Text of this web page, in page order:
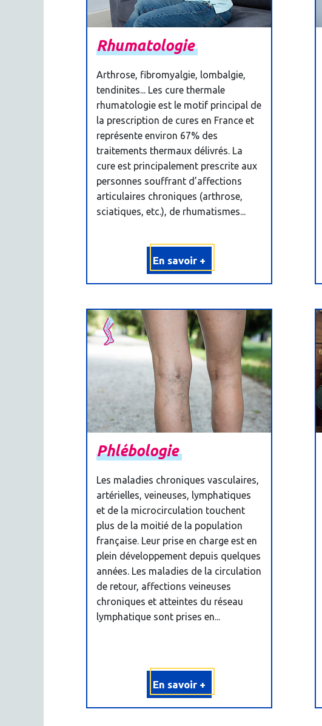
Rhumatologie
Arthrose, fibromyalgie, lombalgie,
tendinites... Les cure thermale
rhumatologie est le motif principal de
la prescription de cures en France et
représente environ 67% des
traitements thermaux délivrés. La
cure est principalement prescrite aux
personnes souffrant d’affections
articulaires chroniques (arthrose,
sciatiques, etc.), de rhumatismes...
En savoir +
Phlébologie
Les maladies chroniques vasculaires,
artérielles, veineuses, lymphatiques
et de la microcirculation touchent
plus de la moitié de la population
française. Leur prise en charge est en
plein développement depuis quelques
années. Les maladies de la circulation
de retour, affections veineuses
chroniques et atteintes du réseau
lymphatique sont prises en...
En savoir +